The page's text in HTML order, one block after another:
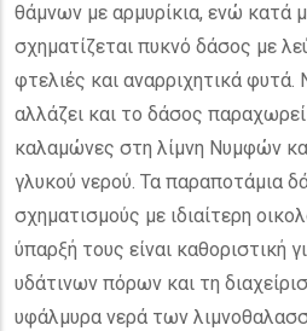
θάμνων με αρμυρίκια, ενώ κατά
σχηματίζεται πυκνό δάσος με
φτελιές και αναρριχητικά φυτά.
αλλάζει και το δάσος
καλαμώνες στη λίμνη Νυμφών
γλυκού νερού. Τα παραποτάμια
σχηματισμούς με ιδιαίτερη
ύπαρξή τους είναι καθοριστική
υδάτινων πόρων και τη
υφάλμυρα νερά των